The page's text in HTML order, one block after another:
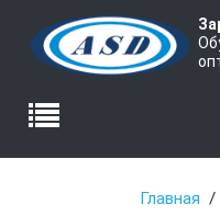
Главная